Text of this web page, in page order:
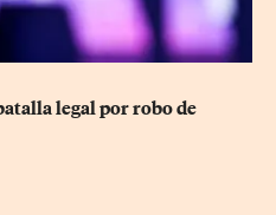
legal por robo de